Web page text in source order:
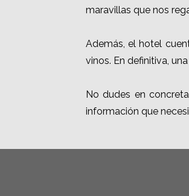
maravillas que nos
Además, el hotel
vinos. En definitiva,
No dudes en
información que